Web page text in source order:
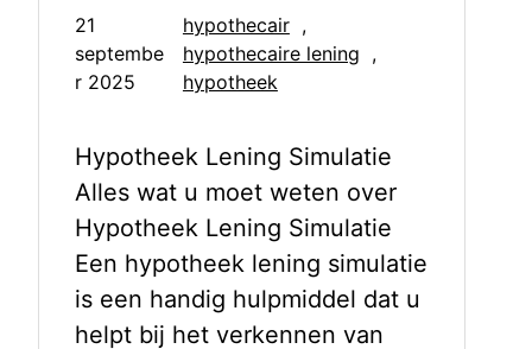
21
septembe
r 2025
hypothecair
,
hypothecaire lening
,
hypotheek
Hypotheek Lening Simulatie
Alles wat u moet weten over
Hypotheek Lening Simulatie
Een hypotheek lening simulatie
is een handig hulpmiddel dat u
helpt bij het verkennen van